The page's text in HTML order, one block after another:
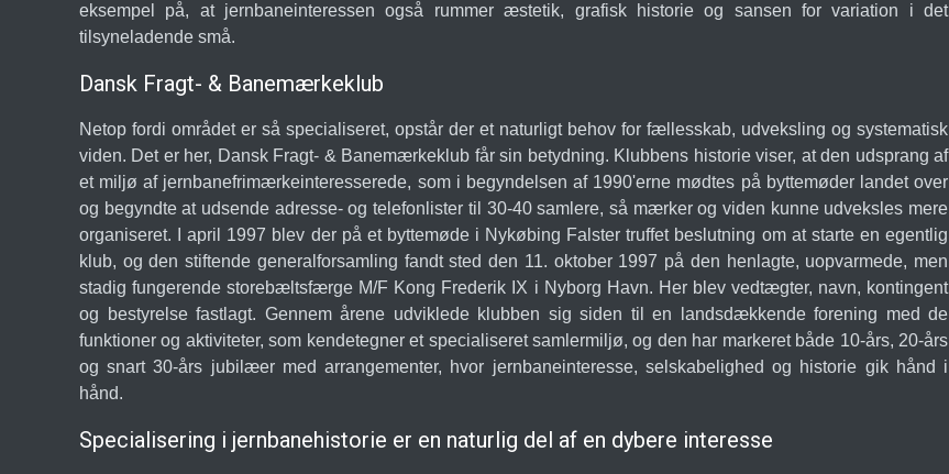
eksempel på, at jernbaneinteressen også rummer æstetik, grafisk historie og sansen for variation i det
tilsyneladende små.
Dansk Fragt- & Banemærkeklub
Netop fordi området er så specialiseret, opstår der et naturligt behov for fællesskab, udveksling og systematisk
viden. Det er her, Dansk Fragt- & Banemærkeklub får sin betydning. Klubbens historie viser, at den udsprang af
et miljø af jernbanefrimærkeinteresserede, som i begyndelsen af 1990'erne mødtes på byttemøder landet over
og begyndte at udsende adresse- og telefonlister til 30-40 samlere, så mærker og viden kunne udveksles mere
organiseret. I april 1997 blev der på et byttemøde i Nykøbing Falster truffet beslutning om at starte en egentlig
klub, og den stiftende generalforsamling fandt sted den 11. oktober 1997 på den henlagte, uopvarmede, men
stadig fungerende storebæltsfærge M/F Kong Frederik IX i Nyborg Havn. Her blev vedtægter, navn, kontingent
og bestyrelse fastlagt. Gennem årene udviklede klubben sig siden til en landsdækkende forening med de
funktioner og aktiviteter, som kendetegner et specialiseret samlermiljø, og den har markeret både 10-års, 20-års
og snart 30-års jubilæer med arrangementer, hvor jernbaneinteresse, selskabelighed og historie gik hånd i
hånd.
Specialisering i jernbanehistorie er en naturlig del af en dybere interesse